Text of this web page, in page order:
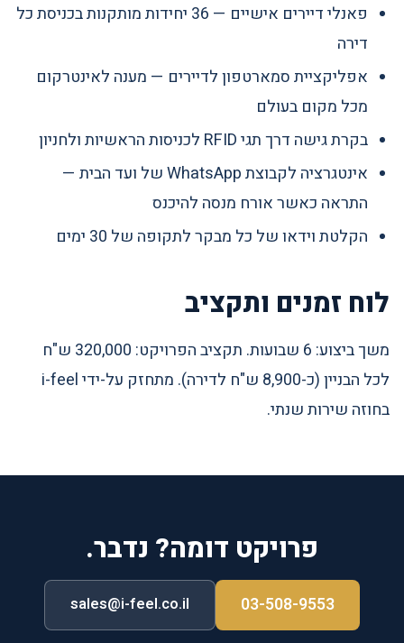
פאנלי דיירים אישיים — 36 יחידות מותקנות בכניסת כל
דירה
אפליקציית סמארטפון לדיירים — מענה לאינטרקום
מכל מקום בעולם
בקרת גישה דרך תגי RFID לכניסות הראשיות ולחניון
אינטגרציה לקבוצת WhatsApp של ועד הבית —
התראה כאשר אורח מנסה להיכנס
הקלטת וידאו של כל מבקר לתקופה של 30 ימים
לוח זמנים ותקציב
משך ביצוע: 6 שבועות. תקציב הפרויקט: 320,000 ש"ח
לכל הבניין (כ-8,900 ש"ח לדירה). מתחזק על-ידי i-feel
בחוזה שירות שנתי.
פרויקט דומה? נדבר.
03-508-9553
sales@i-feel.co.il